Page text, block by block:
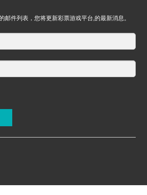
邮件列表，您将更新彩票游戏平台,的最新消息。